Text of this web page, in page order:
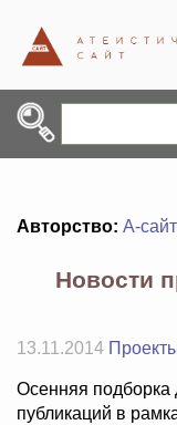
Авторство: А-сайт
Новости
13.11.2014
Осенняя подборка
публикаций в